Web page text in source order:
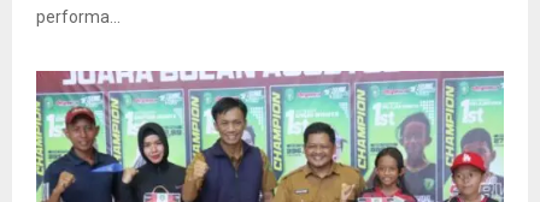
performa...